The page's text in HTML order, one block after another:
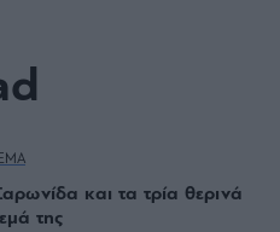
και τα τρία θερινά
της